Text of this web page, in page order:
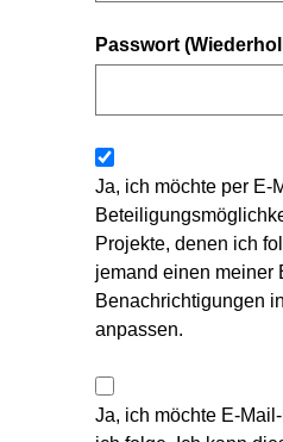
Passwort
Ja, ich möchte per E-
Projekte, denen ich
jemand einen meiner
Benachrichtigungen
anpassen.
Ja, ich möchte E-